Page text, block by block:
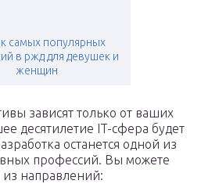
самых популярных
в ржд для девушек и
женщин
зависят только от ваших
десятилетие IT-сфера будет
останется одной из
профессий. Вы можете
из направлений: